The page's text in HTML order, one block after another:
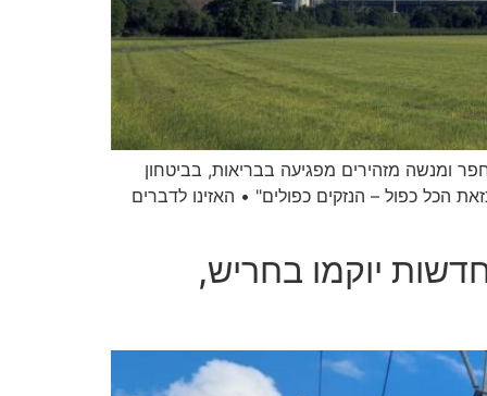
יצחק" מ-850 ל-1,700 מגה-וואט • במועצות עמק חפר ומנשה מזהירים מפגיעה בבריאות, בביטחון
כפול – הנזקים כפולים" • האזינו לדברים
יוקמו בחריש,